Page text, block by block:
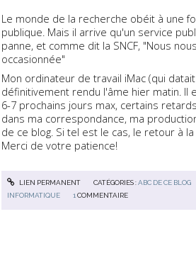
Le monde de la recherche obéit à une
publique. Mais il arrive qu'un service
panne, et comme dit la SNCF, "Nous
occasionnée"
Mon ordinateur de travail iMac (qui
définitivement rendu l'âme hier matin. Il
6-7 prochains jours max, certains
dans ma correspondance, ma
de ce blog. Si tel est le cas, le retour à
Merci de votre patience!
LIEN PERMANENT CATÉGORIES :ABC DE CE BLOG
INFORMATIQUE
1 COMMENTAIRE